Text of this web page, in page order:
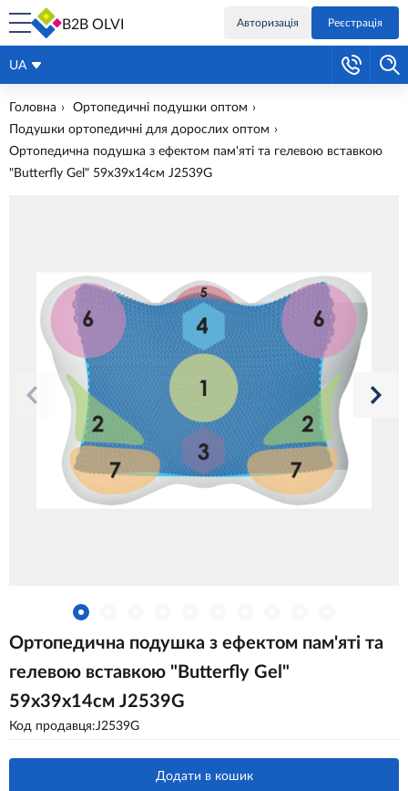
B2B OLVI Авторизація Реєстрація
UA
Головна
Ортопедичні подушки оптом
Подушки ортопедичні для дорослих оптом
Ортопедична подушка з ефектом пам'яті та гелевою вставкою
"Butterfly Gel" 59х39х14см J2539G
Ортопедична подушка з ефектом пам'яті та
гелевою вставкою "Butterfly Gel"
59х39х14см J2539G
Код продавця:J2539G
Додати в кошик